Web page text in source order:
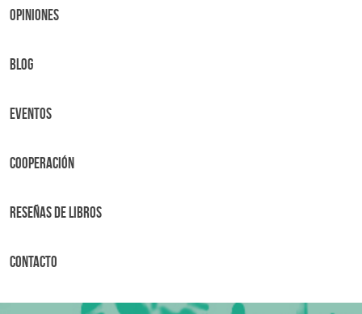
OPINIONES
BLOG
Eventos
Cooperación
Reseñas de libros
Contacto